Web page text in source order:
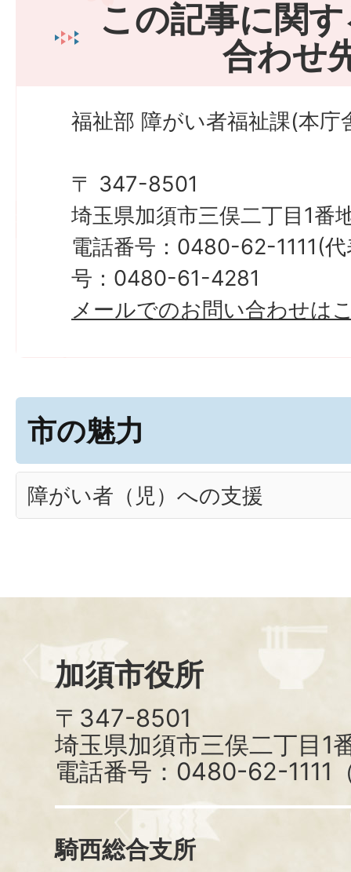
この記事に関
合わせ
福祉部 障がい者福祉課(本庁
〒 347-8501
埼玉県加須市三俣二丁目1番
電話番号：0480-62-1111(
号：0480-61-4281
メールでのお問い合わせは
市の魅力
障がい者（児）への支援
加須市役所
〒347-8501
埼玉県加須市三俣二丁目1
電話番号：0480-62-1111
騎西総合支所